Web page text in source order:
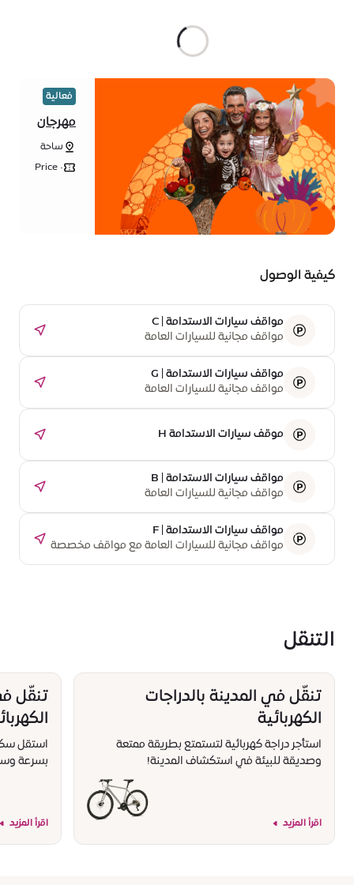
فعالية
مهرجان
الحصاد
الخريفي
ساحة
الوصل
Price •
كيفية الوصول
مواقف سيارات الاستدامة | C
مواقف مجانية للسيارات العامة
مواقف سيارات الاستدامة | G
مواقف مجانية للسيارات العامة
موقف سيارات الاستدامة H
مواقف سيارات الاستدامة | B
مواقف مجانية للسيارات العامة
مواقف سيارات الاستدامة | F
مواقف مجانية للسيارات العامة مع مواقف مخصصة
لشحن السيارات الكهربائية
التنقل
تنقّل في المدينة بالدراجات
الكهربائية
استأجر دراجة كهربائية لتستمتع بطريقة ممتعة
وصديقة للبيئة في استكشاف المدينة!
اقرأ المزيد
تنقّل
استقل
بسرعة
اقرأ المزيد